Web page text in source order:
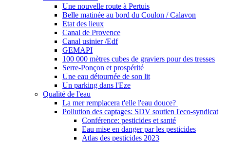
Une nouvelle route à Pertuis
Belle matinée au bord du Coulon / Calavon
Etat des lieux
Canal de Provence
Canal usinier /Edf
GEMAPI
100 000 mètres cubes de graviers pour des tresses
Serre-Ponçon et prospérité
Une eau détournée de son lit
Un parking dans l'Eze
Qualité de l'eau
La mer remplacera t'elle l'eau douce?
Pollution des captages: SDV soutien l'eco-syndicat
Conférence: pesticides et santé
Eau mise en danger par les pesticides
Atlas des pesticides 2023